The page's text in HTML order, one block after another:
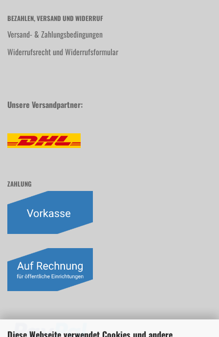
BEZAHLEN, VERSAND UND WIDERRUF
Versand- & Zahlungsbedingungen
Widerrufsrecht und Widerrufsformular
Unsere Versandpartner:
ZAHLUNG